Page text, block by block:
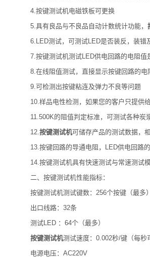
4.按键测试机电磁铁板可更换
5.具有良品与不良品自动计数统计功能，
6.LED测试，可测试LED是否装反，装错
7.按键测试机测试LED供电回路的电阻值
8.在线阻值测试，直接显示按键回路的电
9.可检测出按键粘连及弹力不良等问题
10.样品电性检测，如果您的客户只提供给
11.500K的阻值判定标准，可测试各种炭
12.按键测试机可储存产品的测试数据，
13.按键回路的导通电阻，LED供电回路的
14.按键测试机具有快速测试与常速测试模
二、按键测试机性能指标：
按键测试机测试键数：256个按键（最多）
出口线路：32条
测试LED ：64个（最多）
按键测试机测试速度：0.002秒/键（每秒
电源电压：AC220V